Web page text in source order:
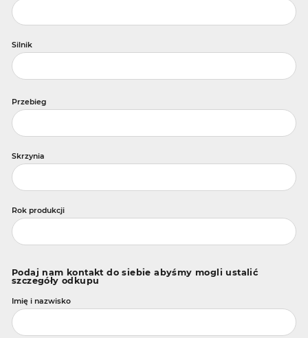
Silnik
Przebieg
Skrzynia
Rok produkcji
Podaj nam kontakt do siebie abyśmy mogli ustalić
szczegóły odkupu
Imię i nazwisko